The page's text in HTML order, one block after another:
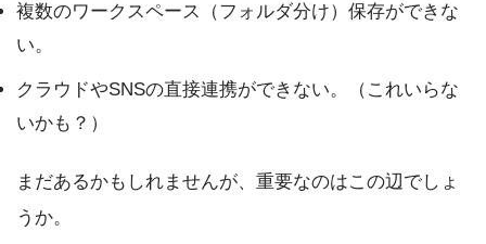
複数のワークスペース（フォルダ分け）保存ができな
い。
クラウドやSNSの直接連携ができない。（これいらな
いかも？）
まだあるかもしれませんが、重要なのはこの辺でしょ
うか。